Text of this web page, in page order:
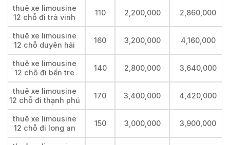
thuê xe limousine
12 chỗ đi trà vinh
110 2,200,000 2,860,000
thuê xe limousine
12 chỗ duyên hải
160 3,200,000 4,160,000
thuê xe limousine
12 chỗ đi bến tre
140 2,800,000 3,640,000
thuê xe limousine
12 chỗ đi thạnh phú
170 3,400,000 4,420,000
thuê xe limousine
12 chỗ đi long an
150 3,000,000 3,900,000